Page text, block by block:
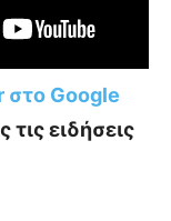
στο Google
ειδήσεις